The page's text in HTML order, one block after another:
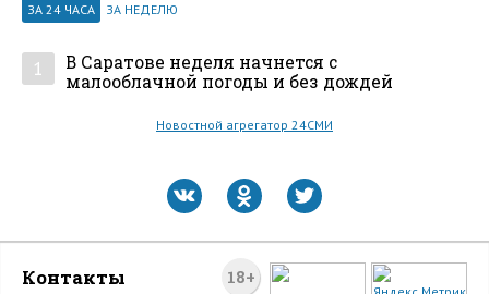
ЗА 24 ЧАСА ЗА НЕДЕЛЮ
1
В Саратове неделя начнется с
малооблачной погоды и без дождей
Новостной агрегатор 24СМИ
18+
Контакты